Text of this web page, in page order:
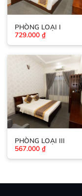
PHÒNG LOẠI I
729.000 ₫
PHÒNG LOẠI III
567.000 ₫